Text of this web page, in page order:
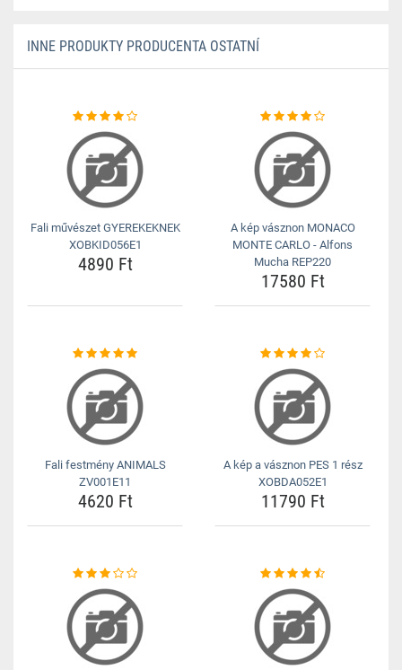
INNE PRODUKTY PRODUCENTA OSTATNÍ
Fali művészet GYEREKEKNEK
XOBKID056E1
4890 Ft
A kép vásznon MONACO
MONTE CARLO - Alfons
Mucha REP220
17580 Ft
Fali festmény ANIMALS
ZV001E11
4620 Ft
A kép a vásznon PES 1 rész
XOBDA052E1
11790 Ft